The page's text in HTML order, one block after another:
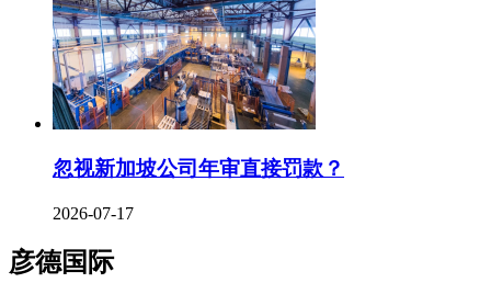
忽视新加坡公司年审直接罚款？
2026-07-17
彦德国际